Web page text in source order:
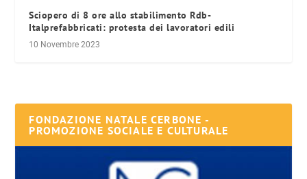
Sciopero di 8 ore allo stabilimento Rdb-
Italprefabbricati: protesta dei lavoratori edili
10 Novembre 2023
FONDAZIONE NATALE CERBONE -
PROMOZIONE SOCIALE E CULTURALE